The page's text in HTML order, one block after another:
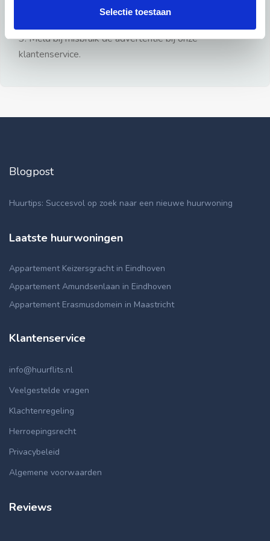
Selectie toestaan
3: Meld bij misbruik de advertentie bij onze
klantenservice.
Blogpost
Huurtips: Succesvol op zoek naar een nieuwe huurwoning
Laatste huurwoningen
Appartement Keizersgracht in Eindhoven
Appartement Amundsenlaan in Eindhoven
Appartement Erasmusdomein in Maastricht
Klantenservice
info@huurflits.nl
Veelgestelde vragen
Klachtenregeling
Herroepingsrecht
Privacybeleid
Algemene voorwaarden
Reviews